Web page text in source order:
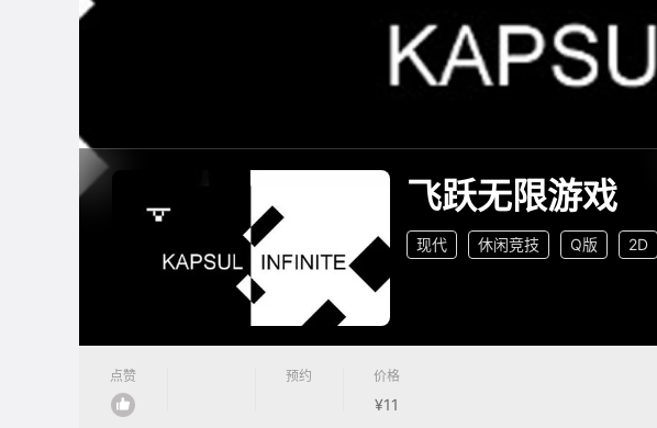
飞跃无限游戏
现代 休闲竞技 Q版 2D
点赞 预约 价格
¥11